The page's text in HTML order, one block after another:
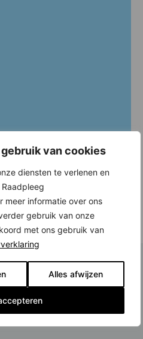
van cookies
diensten te verlenen en
meer informatie over ons
gebruik van onze
met ons gebruik van
Alles afwijzen